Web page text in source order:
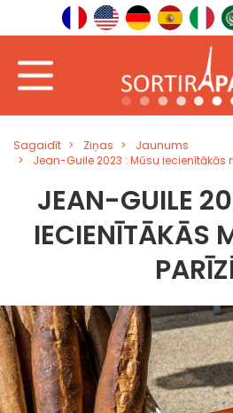
Sagaidīt Ziņas
Jaunums
Jean-Guile 2023 : Mūsu iecienītākās
JEAN-GUILE
IECIENĪTĀKĀS